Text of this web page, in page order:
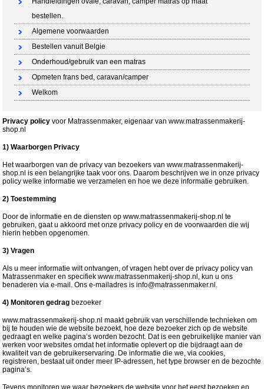
bestellen.
Algemene voorwaarden
Bestellen vanuit Belgie
Onderhoud/gebruik van een matras
Opmeten frans bed, caravan/camper
Welkom
Privacy policy voor Matrassenmaker, eigenaar van www.matrassenmakerij-
shop.nl
1) Waarborgen Privacy
Het waarborgen van de privacy van bezoekers van www.matrassenmakerij-
shop.nl is een belangrijke taak voor ons. Daarom beschrijven we in onze privacy
policy welke informatie we verzamelen en hoe we deze informatie gebruiken.
2) Toestemming
Door de informatie en de diensten op www.matrassenmakerij-shop.nl te
gebruiken, gaat u akkoord met onze privacy policy en de voorwaarden die wij
hierin hebben opgenomen.
3) Vragen
Als u meer informatie wilt ontvangen, of vragen hebt over de privacy policy van
Matrassenmaker en specifiek www.matrassenmakerij-shop.nl, kun u ons
benaderen via e-mail. Ons e-mailadres is info@matrassenmaker.nl.
4) Monitoren gedrag bezoeker
www.matrassenmakerij-shop.nl maakt gebruik van verschillende technieken om
bij te houden wie dewebsite bezoekt, hoe deze bezoeker zich op de website
gedraagt en welke pagina’s worden bezocht. Dat is een gebruikelijke manier van
werken voor websites omdat het informatie oplevert op die bijdraagt aan de
kwaliteit van de gebruikerservaring. De informatie die we, via cookies,
registreren, bestaat uit onder meer IP-adressen, het type browser en de bezochte
pagina’s.
Tevens monitoren we waar bezoekers de website voor het eerst bezoeken en